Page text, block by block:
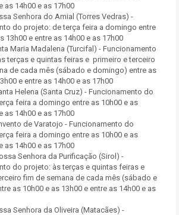
as 14h00 e as 17h00
Senhora do Amial (Torres Vedras) -
do projeto: de terça feira a domingo entre
13h00 e entre as 14h00 e as 17h00
Maria Madalena (Turcifal) - Funcionamento
terças e quintas feiras e primeiro e terceiro
de cada mês (sábado e domingo) entre as
e entre as 14h00 e as 17h00
Helena (Santa Cruz) - Funcionamento do
feira a domingo entre as 10h00 e as
as 14h00 e as 17h00
de Varatojo - Funcionamento do
feira a domingo entre as 10h00 e as
as 14h00 e as 17h00
Senhora da Purificação (Sirol) -
do projeto: às terças e quintas feiras e
fim de semana de cada mês (sábado e
as 10h00 e as 13h00 e entre as 14h00 e as
Senhora da Oliveira (Matacães) -